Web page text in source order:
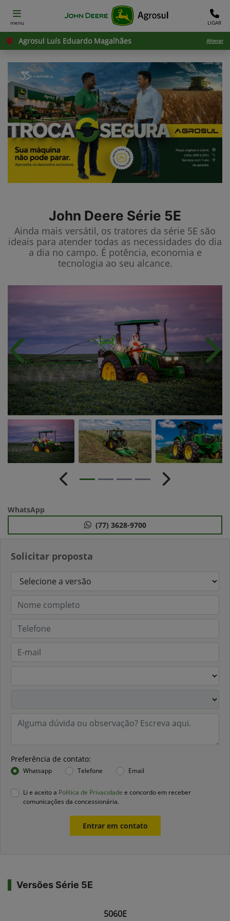
menu LIGAR
Agrosul Luís Eduardo Magalhães Alterar
John Deere Série 5E
Ainda mais versátil, os tratores da série 5E são
ideais para atender todas as necessidades do dia
a dia no campo. É potência, economia e
tecnologia ao seu alcance.
Solicitar proposta
Preferência de contato:
Whatsapp Telefone Email
Li e aceito a Política de Privacidade e concordo em receber
comunicações da concessionária.
Entrar em contato
Anterior
Anterior Próximo
WhatsApp
(77) 3628-9700
Versões Série 5E
5060E